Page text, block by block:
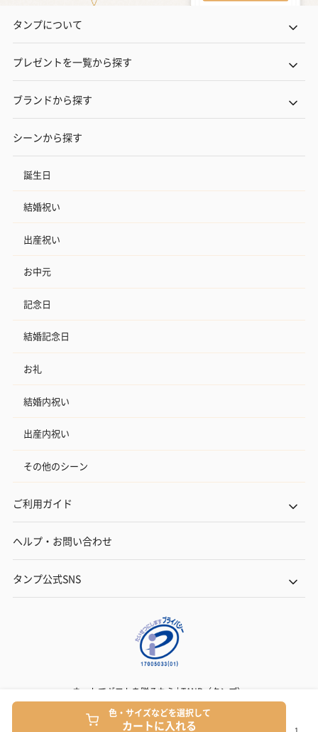
色・サイズなどを選択して
カートに入れる
タンプについて
プレゼントを一覧から探す
ブランドから探す
シーンから探す
誕生日
結婚祝い
出産祝い
お中元
記念日
結婚記念日
お礼
結婚内祝い
出産内祝い
その他のシーン
ご利用ガイド
ヘルプ・お問い合わせ
タンプ公式SNS
ネットでギフトを贈るなら | TANP（タンプ）
Copyright© TANP Inc.